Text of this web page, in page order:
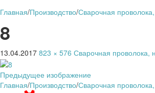
Главная/Производство/Сварочная
8
13.04.2017 823 × 576 Сварочная проволока,
Предыдущее изображение
Главная/Производство/Сварочная